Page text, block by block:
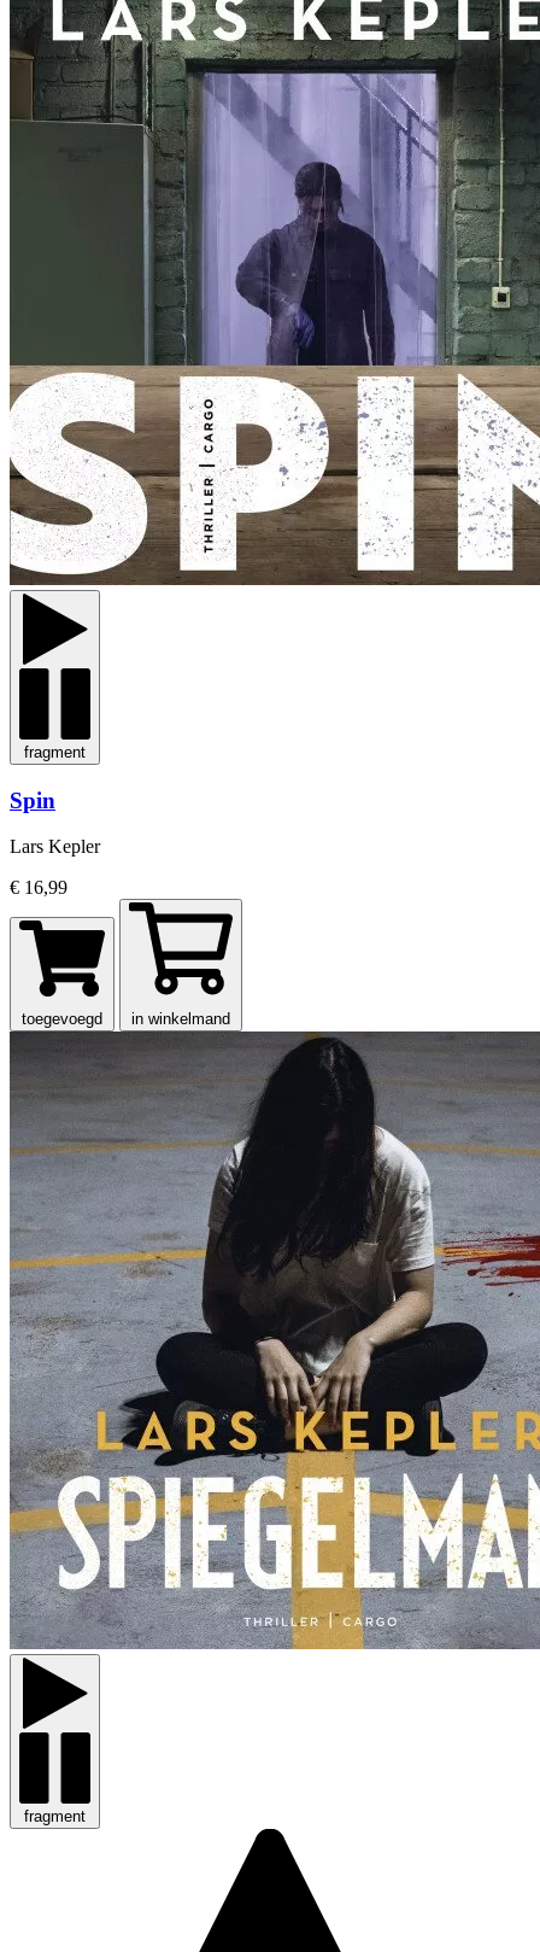
fragment
Spin
Lars Kepler
€ 16,99
toegevoegd in winkelmand
fragment